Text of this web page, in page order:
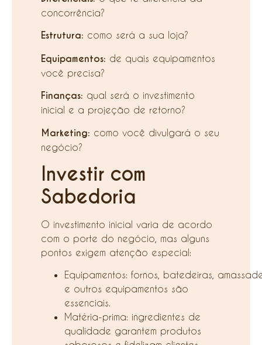
concorrência?
Estrutura: como será a sua loja?
Equipamentos: de quais equipamentos
você precisa?
Finanças: qual será o investimento
inicial e a projeção de retorno?
Marketing: como você divulgará o seu
negócio?
Investir com
Sabedoria
O investimento inicial varia de acordo
com o porte do negócio, mas alguns
pontos exigem atenção especial:
Equipamentos: fornos, batedeiras,
e outros equipamentos são
essenciais.
Matéria-prima: ingredientes de
qualidade garantem produtos